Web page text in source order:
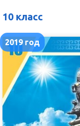
10 класс
2019 год